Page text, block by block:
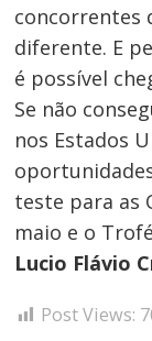
concorrentes
diferente. E
é possível
Se não
nos Estados
teste para as
maio e o
Lucio Flávio
Post Views: